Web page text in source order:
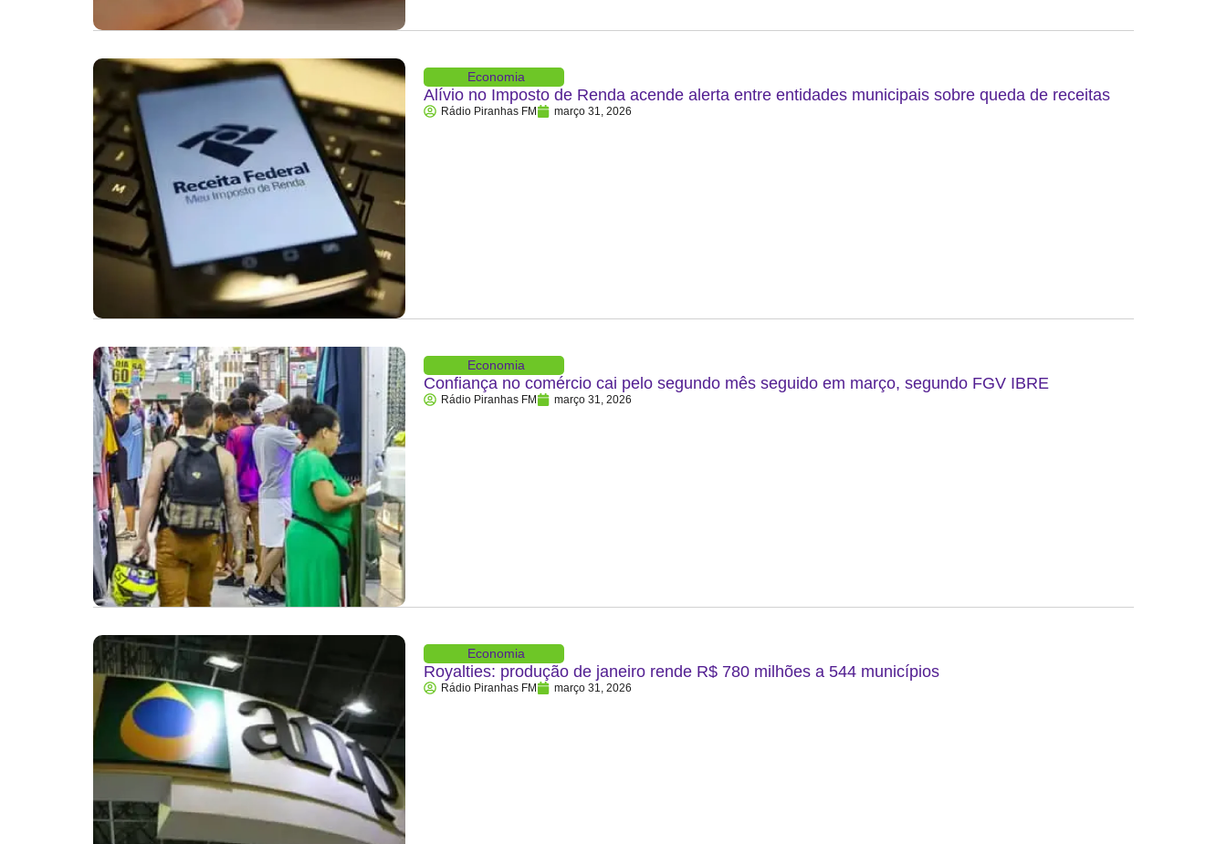
Economia
Alívio no Imposto de Renda acende alerta entre entidades municipais sobre queda de receitas
Rádio Piranhas FM março 31, 2026
Economia
Confiança no comércio cai pelo segundo mês seguido em março, segundo FGV IBRE
Rádio Piranhas FM março 31, 2026
Economia
Royalties: produção de janeiro rende R$ 780 milhões a 544 municípios
Rádio Piranhas FM março 31, 2026